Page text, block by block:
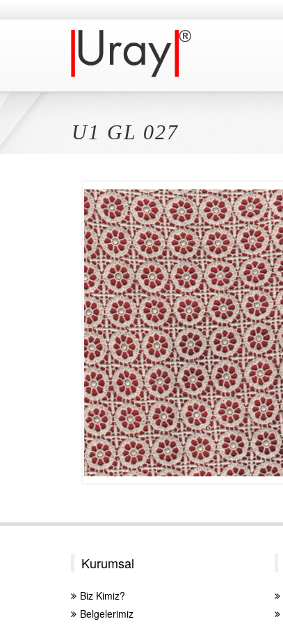
U1 GL 027
Kurumsal
Biz Kimiz?
Belgelerimiz